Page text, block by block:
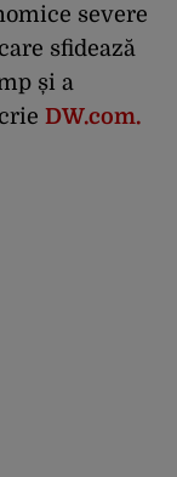
severe
sfidează
și a
DW.com.